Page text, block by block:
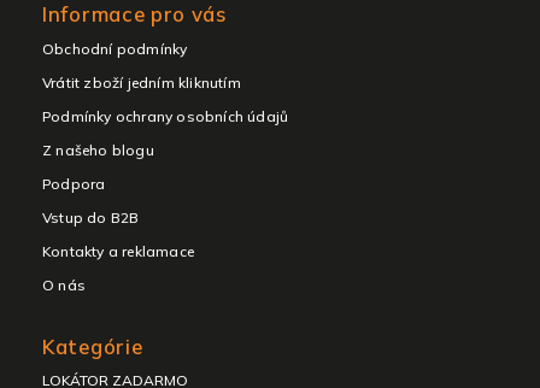
Informace pro vás
Obchodní podmínky
Vrátit zboží jedním kliknutím
Podmínky ochrany osobních údajů
Z našeho blogu
Podpora
Vstup do B2B
Kontakty a reklamace
O nás
Kategórie
LOKÁTOR ZADARMO